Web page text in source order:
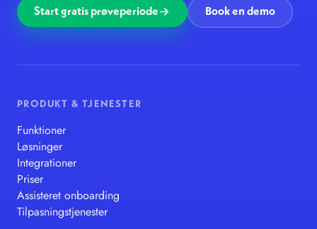
Start gratis prøveperiode Book en demo
PRODUKT & TJENESTER
Funktioner
Løsninger
Integrationer
Priser
Assisteret onboarding
Tilpasningstjenester